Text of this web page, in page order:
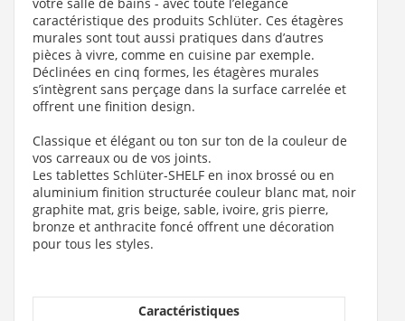
caractéristique des produits Schlüter. Ces étagères
murales sont tout aussi pratiques dans d’autres
pièces à vivre, comme en cuisine par exemple.
Déclinées en cinq formes, les étagères murales
s’intègrent sans perçage dans la surface carrelée et
offrent une finition design.
Classique et élégant ou ton sur ton de la couleur de
vos carreaux ou de vos joints.
Les tablettes Schlüter-SHELF en inox brossé ou en
aluminium finition structurée couleur blanc mat, noir
graphite mat, gris beige, sable, ivoire, gris pierre,
bronze et anthracite foncé offrent une décoration
pour tous les styles.
Caractéristiques